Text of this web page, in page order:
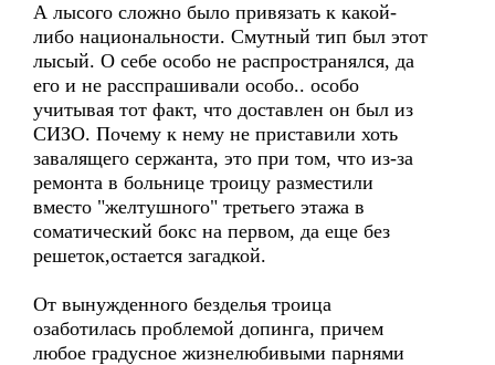
А лысого сложно было привязать к какой-
либо национальности. Смутный тип был этот
лысый. О себе особо не распространялся, да
его и не расспрашивали особо.. особо
учитывая тот факт, что доставлен он был из
СИЗО. Почему к нему не приставили хоть
завалящего сержанта, это при том, что из-за
ремонта в больнице троицу разместили
вместо "желтушного" третьего этажа в
соматический бокс на первом, да еще без
решеток,остается загадкой.
От вынужденного безделья троица
озаботилась проблемой допинга, причем
любое градусное жизнелюбивыми парнями